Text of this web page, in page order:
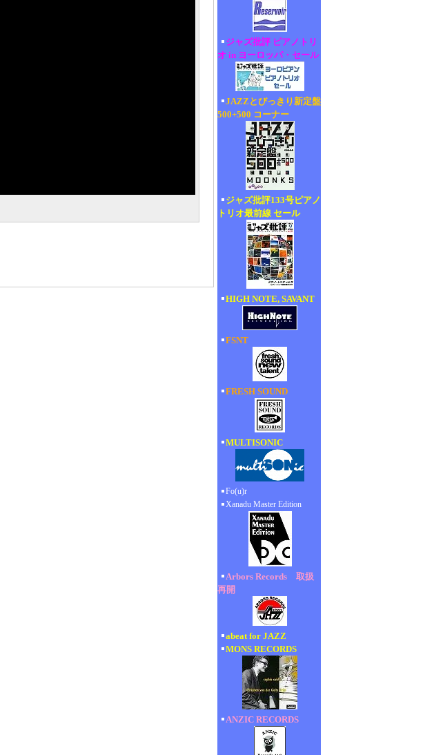
ジャズ批評 ピアノトリ
オ in ヨーロッパ・セール
JAZZとびっきり新定盤
500+500 コーナー
ジャズ批評133号ピアノ
トリオ最前線 セール
HIGH NOTE, SAVANT
FSNT
FRESH SOUND
MULTISONIC
Fo(u)r
Xanadu Master Edition
Arbors Records 取扱
再開
abeat for JAZZ
MONS RECORDS
ANZIC RECORDS